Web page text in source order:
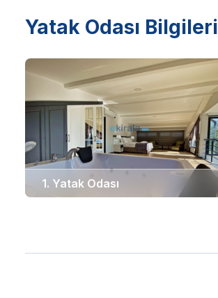
Yatak Odası Bilgileri
1. Yatak Odası